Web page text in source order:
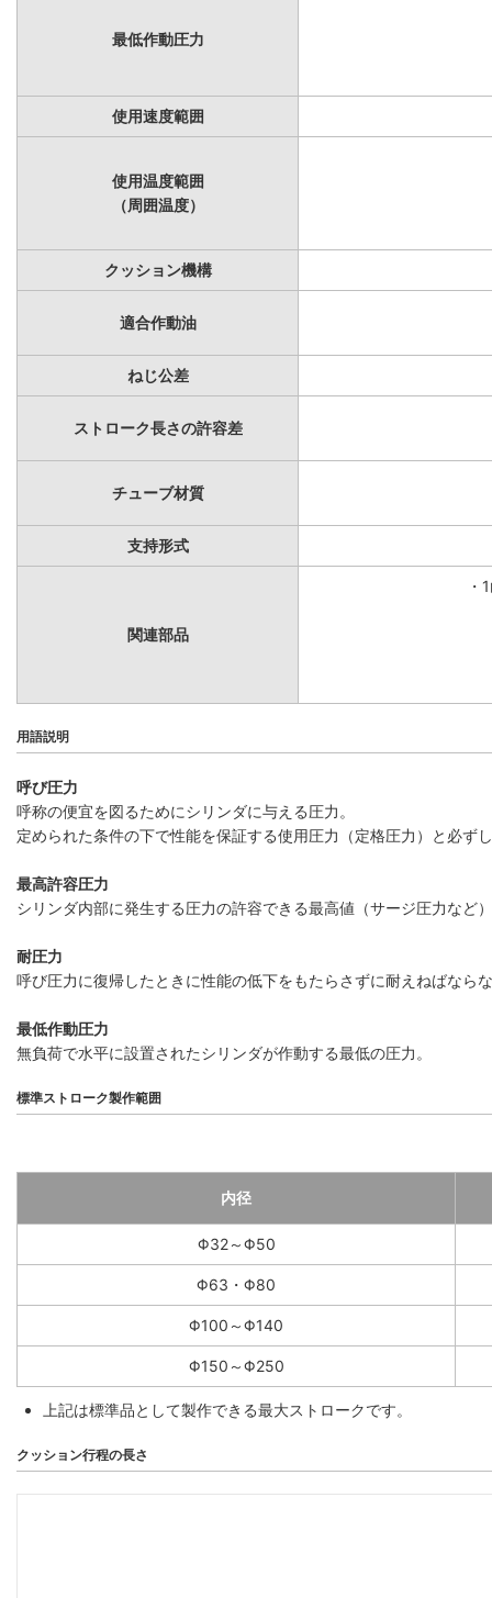
最低作動圧力
使用速度範囲
使用温度範囲
（周囲温度）
クッション機構
適合作動油
ねじ公差
ストローク長さの許容差
チューブ材質
支持形式
関連部品
・
用語説明
呼び圧力
呼称の便宜を図るためにシリンダに与える圧力。
定められた条件の下で性能を保証する使用圧力（定格圧力）と必ず
最高許容圧力
シリンダ内部に発生する圧力の許容できる最高値（サージ圧力など
耐圧力
呼び圧力に復帰したときに性能の低下をもたらさずに耐えねばなら
最低作動圧力
無負荷で水平に設置されたシリンダが作動する最低の圧力。
標準ストローク製作範囲
内径
Φ32～Φ50
Φ63・Φ80
Φ100～Φ140
Φ150～Φ250
上記は標準品として製作できる最大ストロークです。
クッション行程の長さ